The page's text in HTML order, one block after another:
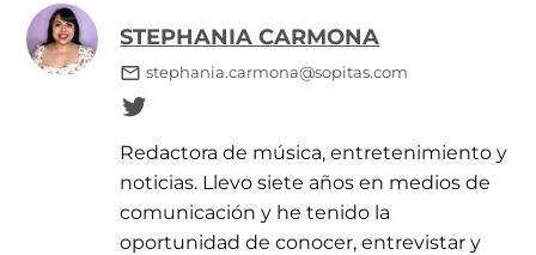
STEPHANIA CARMONA
stephania.carmona@sopitas.com
Redactora de música, entretenimiento y
noticias. Llevo siete años en medios de
comunicación y he tenido la
oportunidad de conocer, entrevistar y